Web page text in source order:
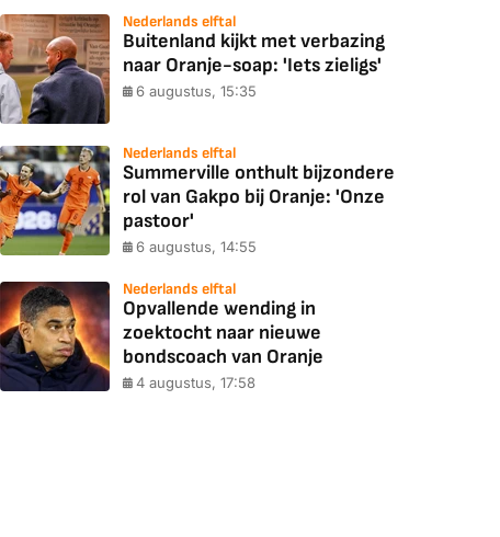
Nederlands elftal
Buitenland kijkt met verbazing
naar Oranje-soap: 'Iets zieligs'
6 augustus, 15:35
Nederlands elftal
Summerville onthult bijzondere
rol van Gakpo bij Oranje: 'Onze
pastoor'
6 augustus, 14:55
Nederlands elftal
Opvallende wending in
zoektocht naar nieuwe
bondscoach van Oranje
4 augustus, 17:58